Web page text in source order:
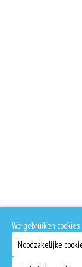
We gebruiken
Noodzakelijke